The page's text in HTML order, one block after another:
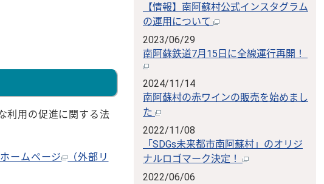
利用の促進に関する法
ームページ
（外部リ
【情報】南阿蘇村公式インスタグラム
の運用について
2023/06/29
南阿蘇鉄道7月15日に全線運行再開！
2024/11/14
南阿蘇村の赤ワインの販売を始めまし
た
2022/11/08
「SDGs未来都市南阿蘇村」のオリジ
ナルロゴマーク決定！
2022/06/06